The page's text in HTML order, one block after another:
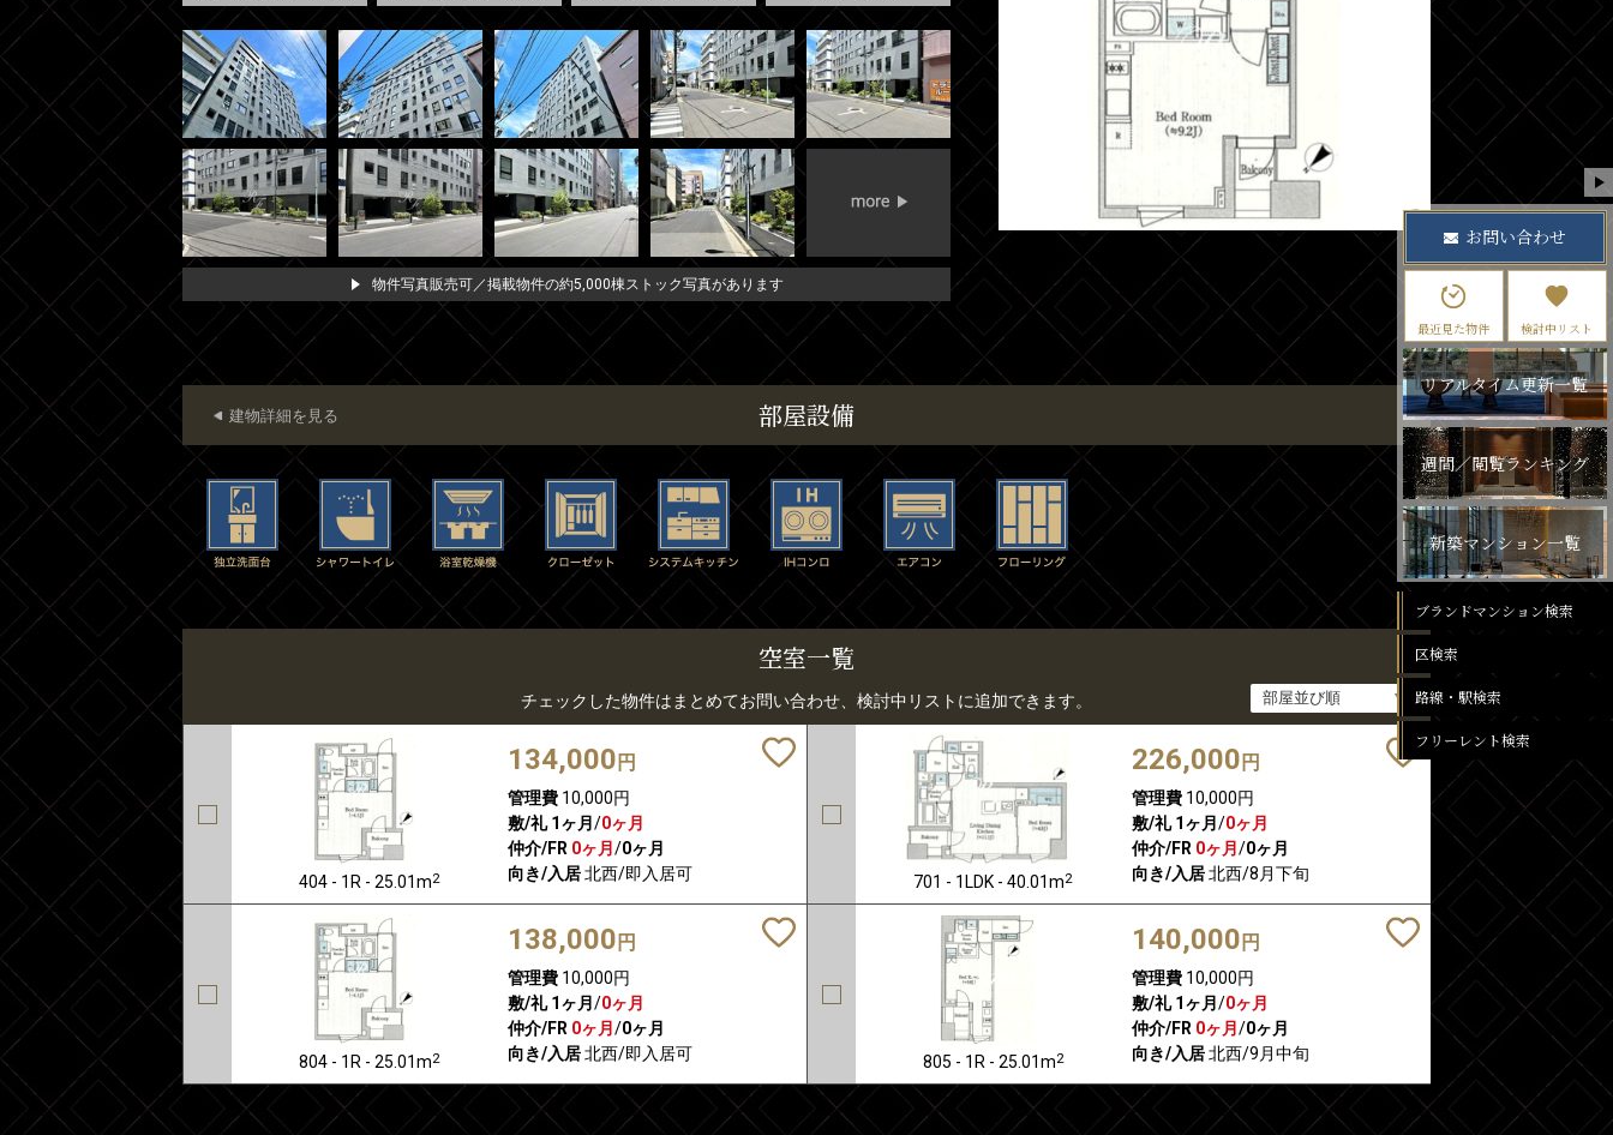
物件写真販売可／掲載物件の約5,000棟ストック写真があります
部屋設備
建物詳細を見る
空室一覧
チェックした物件はまとめてお問い合わせ、検討中リストに追加できます。
404 - 1R - 25.01m2
134,000 円
管理費10,000円
敷/礼 1ヶ月 /0ヶ月
仲介/FR 0ヶ月 /0ヶ月
向き/入居北西/即入居可 701 - 1LDK - 40.01m2
226,000 円
管理費10,000円
敷/礼 1ヶ月 /0ヶ月
仲介/FR 0ヶ月 /0ヶ月
向き/入居北西/8月下旬
804 - 1R - 25.01m2
138,000 円
管理費10,000円
敷/礼 1ヶ月 /0ヶ月
仲介/FR 0ヶ月 /0ヶ月
向き/入居北西/即入居可 805 - 1R - 25.01m2
140,000 円
管理費10,000円
敷/礼 1ヶ月 /0ヶ月
仲介/FR 0ヶ月 /0ヶ月
向き/入居北西/9月中旬
お問い合わせ
最近見た物件 検討中リスト
リアルタイム更新一覧
週間／閲覧ランキング
新築マンション一覧
ブランドマンション検索
区検索
路線・駅検索
フリーレント検索